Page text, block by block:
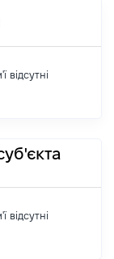
відсутні
відсутні